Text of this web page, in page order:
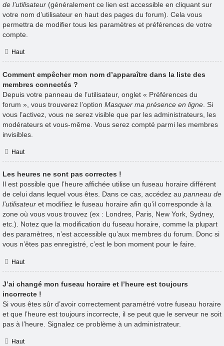
de l’utilisateur (généralement ce lien est accessible en cliquant sur
votre nom d’utilisateur en haut des pages du forum). Cela vous
permettra de modifier tous les paramètres et préférences de votre
compte.
Haut
Comment empêcher mon nom d’apparaître dans la liste des
membres connectés ?
Depuis votre panneau de l’utilisateur, onglet « Préférences du
forum », vous trouverez l’option Masquer ma présence en ligne . Si
vous l’activez, vous ne serez visible que par les administrateurs, les
modérateurs et vous-même. Vous serez compté parmi les membres
invisibles.
Haut
Les heures ne sont pas correctes !
Il est possible que l’heure affichée utilise un fuseau horaire différent
de celui dans lequel vous êtes. Dans ce cas, accédez au panneau de
l’utilisateur et modifiez le fuseau horaire afin qu’il corresponde à la
zone où vous vous trouvez (ex : Londres, Paris, New York, Sydney,
etc.). Notez que la modification du fuseau horaire, comme la plupart
des paramètres, n’est accessible qu’aux membres du forum. Donc si
vous n’êtes pas enregistré, c’est le bon moment pour le faire.
Haut
J’ai changé mon fuseau horaire et l’heure est toujours
incorrecte !
Si vous êtes sûr d’avoir correctement paramétré votre fuseau horaire
et que l’heure est toujours incorrecte, il se peut que le serveur ne soit
pas à l’heure. Signalez ce problème à un administrateur.
Haut